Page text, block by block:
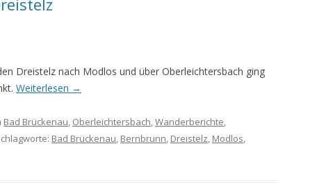
MEINE WANDERUNGEN 2021
KREUZBERG BIS HAMMELBURG
Dreistelz nach Modlos und über Oberleichtersbach ging
Weiterlesen →
Bad Brückenau, Oberleichtersbach,Wanderberichte,
Bad Brückenau, Bernbrunn, Dreistelz, Modlos,